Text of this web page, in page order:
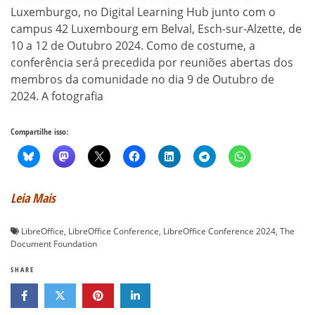
Luxemburgo, no Digital Learning Hub junto com o
campus 42 Luxembourg em Belval, Esch-sur-Alzette, de
10 a 12 de Outubro 2024. Como de costume, a
conferência será precedida por reuniões abertas dos
membros da comunidade no dia 9 de Outubro de
2024. A fotografia
Compartilhe isso:
Leia Mais
LibreOffice, LibreOffice Conference, LibreOffice Conference 2024, The
Document Foundation
SHARE